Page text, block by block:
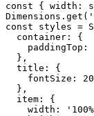
const { width:
const styles =
  container: {
paddingTop:
  },
  title: {
fontSize:
  },
  item: {
width: